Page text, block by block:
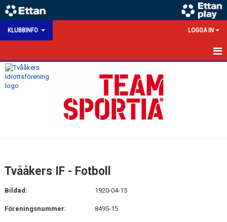
KLUBBINFO LOGGA IN
HEM
Tvååkers IF - Fotboll
Bildad: 1920-04-15
Föreningsnummer: 8495-15